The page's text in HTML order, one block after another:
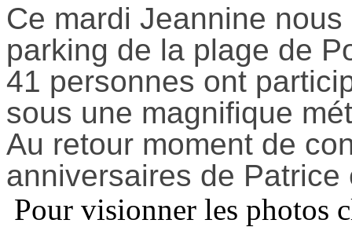
Ce mardi Jeannine
parking de la plage de
41 personnes ont
sous une magnifique
Au retour moment de
anniversaires de
Pour visionner les photos